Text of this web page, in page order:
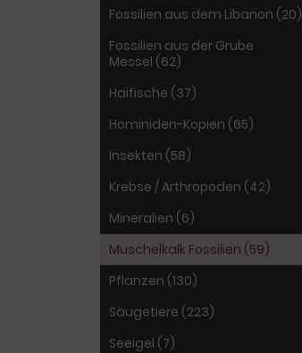
Fossilien aus dem Libanon (20)
Fossilien aus der Grube
Messel (62)
Haifische (37)
Hominiden-Kopien (65)
Insekten (58)
Krebse / Arthropoden (42)
Mineralien (6)
Muschelkalk Fossilien (59)
Pflanzen (130)
Säugetiere (223)
Seeigel (7)